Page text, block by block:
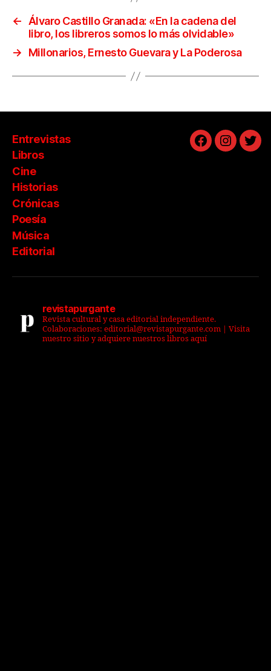
← Álvaro Castillo Granada: «En la cadena del
libro, los libreros somos lo más olvidable»
→
Millonarios, Ernesto Guevara y La Poderosa
Entrevistas
Libros
Cine
Historias
Crónicas
Poesía
Música
Editorial
Facebook
revistapurgante
Revista cultural y casa editorial independiente.
Colaboraciones: editorial@revistapurgante.com | Visita
nuestro sitio y adquiere nuestros libros aquí